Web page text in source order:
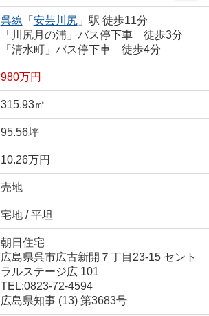
呉線 「 安芸川尻」駅 徒歩11分
「川尻月の浦」バス停下車 徒歩3分
「清水町」バス停下車 徒歩4分
980万円
315.93㎡
95.56坪
10.26万円
売地
宅地 / 平坦
朝日住宅
広島県呉市広古新開７丁目23-15 セント
ラルステージ広 101
TEL:0823-72-4594
広島県知事 (13) 第3683号